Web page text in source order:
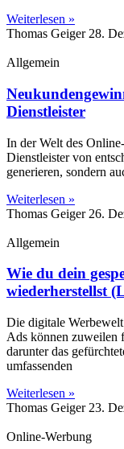
Weiterlesen »
Thomas Geiger 28.
Allgemein
Dienstleister
In der Welt des
Dienstleister von
generieren, sondern
Weiterlesen »
Thomas Geiger 26.
Allgemein
Wie du dein
wiederherstellst
Die digitale
Ads können zuweilen
darunter das
umfassenden
Weiterlesen »
Thomas Geiger 23.
Online-Werbung